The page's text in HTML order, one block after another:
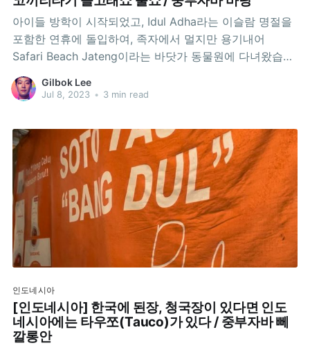
아이들 방학이 시작되었고, Idul Adha라는 이슬람 명절을
포함한 연휴에 돌입하여, 족자에서 멀지만 용기내어
Safari Beach Jateng이라는 바닷가 동물원에 다녀왔습니
다. 자뜽(Jateng)은 자와(Jawa) 뜽아(Tengah)의 줄임말
로 "중부자바(자바섬 중부)"라는 뜻입니다. 돌고래와 함께
시부터 뱀쇼, 마임쇼, 간단한 서커스 등을 보여주고 마지막
을
Gilbok Lee
Jul 8, 2023 • 3 min read
인도네시아
[인도네시아] 한국에 된장, 청국장이 있다면 인도
네시아에는 타우쪼(Tauco)가 있다 / 중부자바 뻬
깔롱안